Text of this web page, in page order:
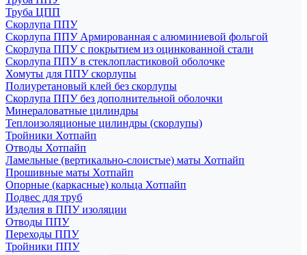
Труба ЦПП
Скорлупа ППУ
Скорлупа ППУ Армированная с алюминиевой фольгой
Скорлупа ППУ с покрытием из оцинкованной стали
Скорлупа ППУ в стеклопластиковой оболочке
Хомуты для ППУ скорлупы
Полиуретановый клей без скорлупы
Скорлупа ППУ без дополнительной оболочки
Минераловатные цилиндры
Теплоизоляционые цилиндры (скорлупы)
Тройники Хотпайп
Отводы Хотпайп
Ламельные (вертикально-слоистые) маты Хотпайп
Прошивные маты Хотпайп
Опорные (каркасные) кольца Хотпайп
Подвес для труб
Изделия в ППУ изоляции
Отводы ППУ
Переходы ППУ
Тройники ППУ